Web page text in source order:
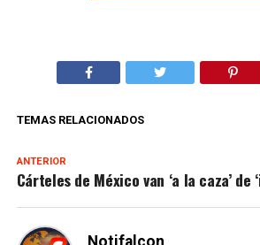
TEMAS RELACIONADOS
ANTERIOR
Cárteles de México van ‘a la caza’ de